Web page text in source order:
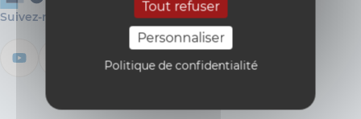
Tout refuser
Personnaliser
Politique de confidentialité
Suivez-nous